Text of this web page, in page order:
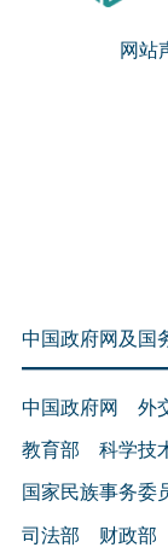
网站
中国政府网及国
中国政府网 外
教育部 科学技
国家民族事务委
司法部 财政部